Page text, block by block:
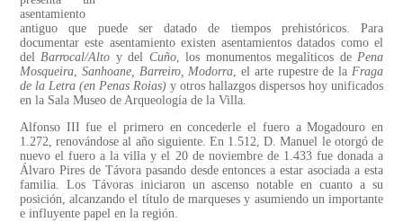
asentamiento
antiguo que puede ser datado de tiempos prehistóricos. Para
documentar este asentamiento existen asentamientos datados como el
delBarrocal/Alto y del Cuño, los monumentos megalíticos dePena
Mosqueira, Sanhoane, Barreiro, Modorra, el arte rupestre de laFraga
de la Letra (en Penas Roias) y otros hallazgos dispersos hoy unificados
en la Sala Museo de Arqueología de la Villa.
Alfonso III fue el primero en concederle el fuero a Mogadouro en
1.272, renovándose al año siguiente. En 1.512, D. Manuel le otorgó de
nuevo el fuero a la villa y el 20 de noviembre de 1.433 fue donada a
Álvaro Pires de Távora pasando desde entonces a estar asociada a esta
familia. Los Távoras iniciaron un ascenso notable en cuanto a su
posición, alcanzando el título de marqueses y asumiendo un importante
e influyente papel en la región.